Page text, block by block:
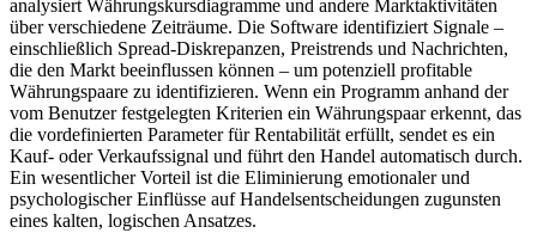
analysiert Währungskursdiagramme und andere Marktaktivitäten
über verschiedene Zeiträume. Die Software identifiziert Signale –
einschließlich Spread-Diskrepanzen, Preistrends und Nachrichten,
die den Markt beeinflussen können – um potenziell profitable
Währungspaare zu identifizieren. Wenn ein Programm anhand der
vom Benutzer festgelegten Kriterien ein Währungspaar erkennt, das
die vordefinierten Parameter für Rentabilität erfüllt, sendet es ein
Kauf- oder Verkaufssignal und führt den Handel automatisch durch.
Ein wesentlicher Vorteil ist die Eliminierung emotionaler und
psychologischer Einflüsse auf Handelsentscheidungen zugunsten
eines kalten, logischen Ansatzes.